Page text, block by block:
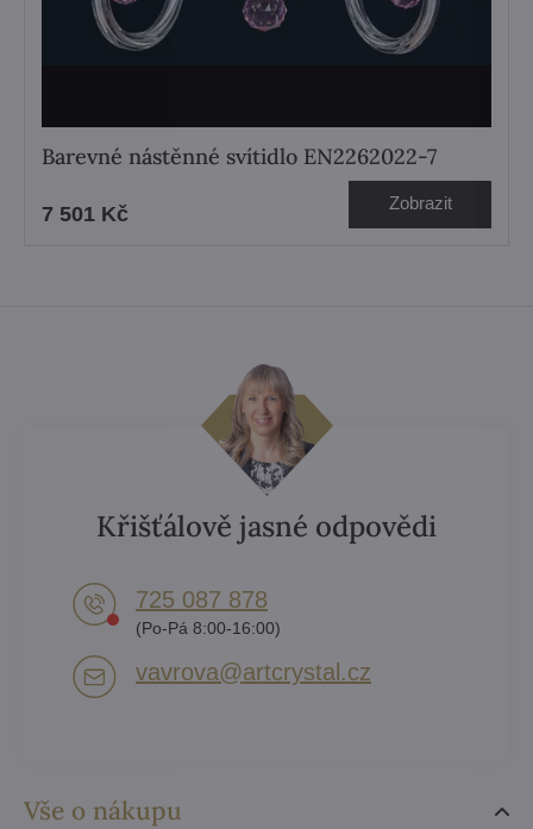
Barevné nástěnné svítidlo EN2262022-7
7 501 Kč Zobrazit
Vše o nákupu
Křišťálově jasné odpovědi
725 087 878​
(Po-Pá 8:00-16:00)
vavrova​@artcrystal​.cz